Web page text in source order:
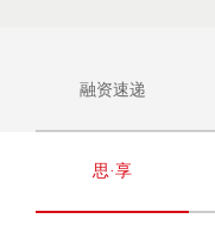
融资速递
思·享